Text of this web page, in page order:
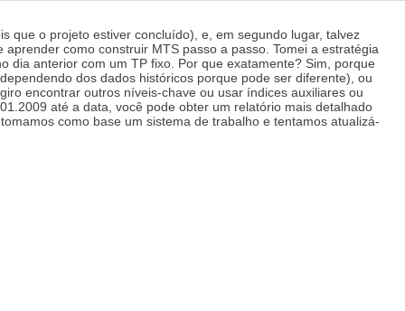
que o projeto estiver concluído), e, em segundo lugar, talvez
como construir MTS passo a passo. Tomei a estratégia
dia anterior com um TP fixo. Por que exatamente? Sim, porque
dos dados históricos porque pode ser diferente), ou
encontrar outros níveis-chave ou usar índices auxiliares ou
até a data, você pode obter um relatório mais detalhado
como base um sistema de trabalho e tentamos atualizá-